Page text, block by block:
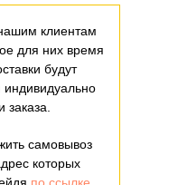
клиентам
для них время
будут
индивидуально
заказа.
самовывоз
которых